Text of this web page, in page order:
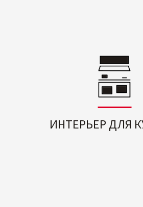
ИНТЕРЬЕР ДЛЯ